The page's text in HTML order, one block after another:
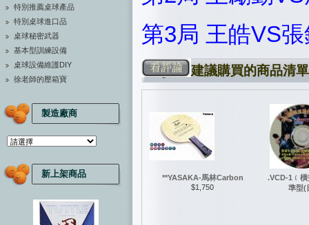
特別推薦桌球產品
特別桌球進口品
桌球秘密武器
基本型訓練設備
桌球設備維護DIY
徐老師的壓箱寶
製造廠商
新上架商品
第3局 王皓VS
建議購買的商品清
**YASAKA-馬林Carbon
$1,750
.VCD-1﹝
準型(